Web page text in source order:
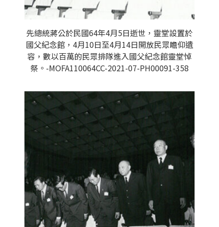
先總統蔣公於民國64年4月5日逝世，靈堂設置於
國父紀念館，4月10日至4月14日開放民眾瞻仰遺
容，數以百萬的民眾排隊進入國父紀念館靈堂悼
祭。-MOFA110064CC-2021-07-PH00091-358